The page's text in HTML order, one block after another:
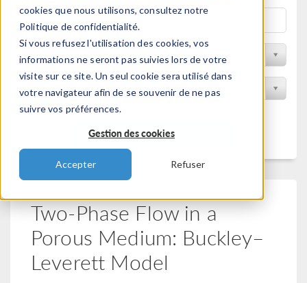
cookies que nous utilisons, consultez notre
Politique de confidentialité.
Si vous refusez l'utilisation des cookies, vos
informations ne seront pas suivies lors de votre
visite sur ce site. Un seul cookie sera utilisé dans
votre navigateur afin de se souvenir de ne pas
suivre vos préférences.
Gestion des cookies
Accepter Refuser
Trier par Discipline
Filtrer par produit
Filtrer
Two-Phase Flow in a
Porous Medium: Buckley–
Leverett Model